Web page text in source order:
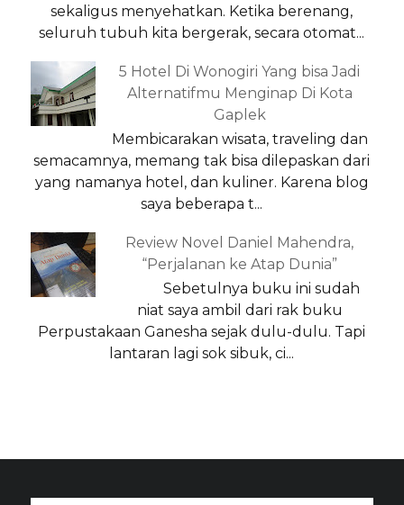
sekaligus menyehatkan. Ketika berenang,
seluruh tubuh kita bergerak, secara otomat...
5 Hotel Di Wonogiri Yang bisa Jadi
Alternatifmu Menginap Di Kota
Gaplek
Membicarakan wisata, traveling dan
semacamnya, memang tak bisa dilepaskan dari
yang namanya hotel, dan kuliner. Karena blog
saya beberapa t...
Review Novel Daniel Mahendra,
“Perjalanan ke Atap Dunia”
Sebetulnya buku ini sudah
niat saya ambil dari rak buku
Perpustakaan Ganesha sejak dulu-dulu. Tapi
lantaran lagi sok sibuk, ci...